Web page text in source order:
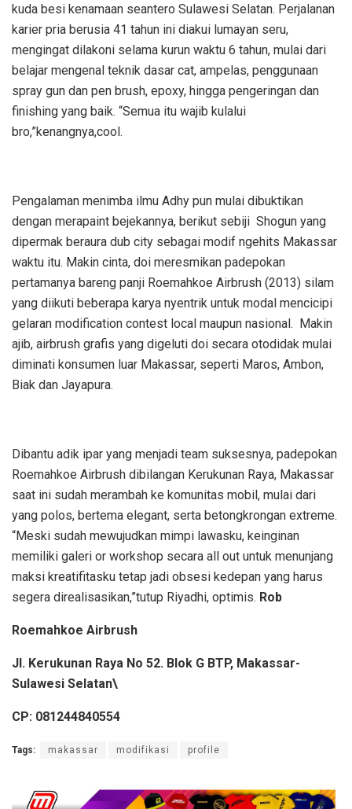
kuda besi kenamaan seantero Sulawesi Selatan. Perjalanan
karier pria berusia 41 tahun ini diakui lumayan seru,
mengingat dilakoni selama kurun waktu 6 tahun, mulai dari
belajar mengenal teknik dasar cat, ampelas, penggunaan
spray gun dan pen brush, epoxy, hingga pengeringan dan
finishing yang baik. “Semua itu wajib kulalui
bro,”kenangnya,cool.
Pengalaman menimba ilmu Adhy pun mulai dibuktikan
dengan merapaint bejekannya, berikut sebiji Shogun yang
dipermak beraura dub city sebagai modif ngehits Makassar
waktu itu. Makin cinta, doi meresmikan padepokan
pertamanya bareng panji Roemahkoe Airbrush (2013) silam
yang diikuti beberapa karya nyentrik untuk modal mencicipi
gelaran modification contest local maupun nasional. Makin
ajib, airbrush grafis yang digeluti doi secara otodidak mulai
diminati konsumen luar Makassar, seperti Maros, Ambon,
Biak dan Jayapura.
Dibantu adik ipar yang menjadi team suksesnya, padepokan
Roemahkoe Airbrush dibilangan Kerukunan Raya, Makassar
saat ini sudah merambah ke komunitas mobil, mulai dari
yang polos, bertema elegant, serta betongkrongan extreme.
“Meski sudah mewujudkan mimpi lawasku, keinginan
memiliki galeri or workshop secara all out untuk menunjang
maksi kreatifitasku tetap jadi obsesi kedepan yang harus
segera direalisasikan,”tutup Riyadhi, optimis. Rob
Roemahkoe Airbrush
Jl. Kerukunan Raya No 52. Blok G BTP, Makassar-
Sulawesi Selatan\
CP: 081244840554
Tags: makassar modifikasi profile